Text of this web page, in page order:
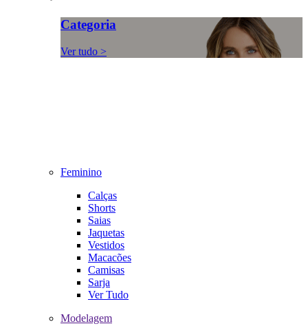
Categoria
Ver tudo >
Feminino
Calças
Shorts
Saias
Jaquetas
Vestidos
Macacões
Camisas
Sarja
Ver Tudo
Modelagem